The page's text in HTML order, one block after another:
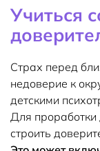
Учиться
Страх перед
недоверие к
детскими
Для
строить